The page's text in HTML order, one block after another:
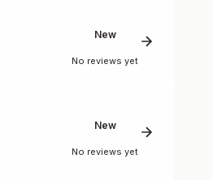
New
No reviews yet
New
No reviews yet